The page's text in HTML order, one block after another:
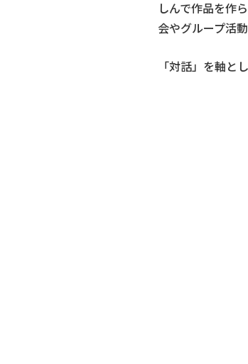
しんで作品を作
会やグループ活
「対話」を軸と